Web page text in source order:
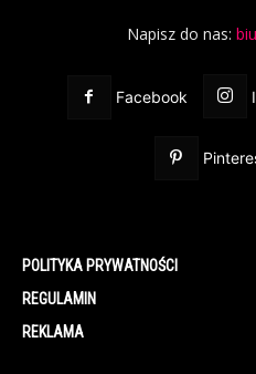
Napisz do nas:
Facebook
POLITYKA PRYWATNOŚCI
REGULAMIN
REKLAMA